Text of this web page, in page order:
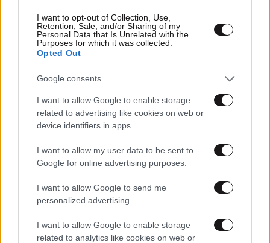
I want to opt-out of Collection, Use,
Retention, Sale, and/or Sharing of my
Personal Data that Is Unrelated with the
Purposes for which it was collected.
Opted Out
Google consents
I want to allow Google to enable storage
related to advertising like cookies on web or
device identifiers in apps.
I want to allow my user data to be sent to
Google for online advertising purposes.
I want to allow Google to send me
personalized advertising.
I want to allow Google to enable storage
related to analytics like cookies on web or
29·01·2026 20:00
Συνελήφθησαν δύο ανήλικοι στο Ίλιον: Έκαναν φάρσα
για βόμβα σε σχολείο